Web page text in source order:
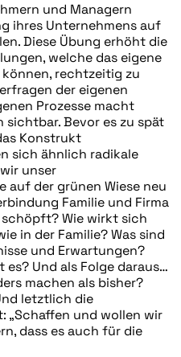
und Managern
ihres Unternehmens auf
Diese Übung erhöht die
welche das eigene
rechtzeitig zu
der eigenen
Prozesse macht
Bevor es zu spät
Konstrukt
sich ähnlich radikale
unser
auf der grünen Wiese neu
Familie und Firma
Wie wirkt sich
in der Familie? Was sind
und Erwartungen?
Und als Folge daraus…
machen als bisher?
letztlich die
„Schaffen und wollen wir
dass es auch für die